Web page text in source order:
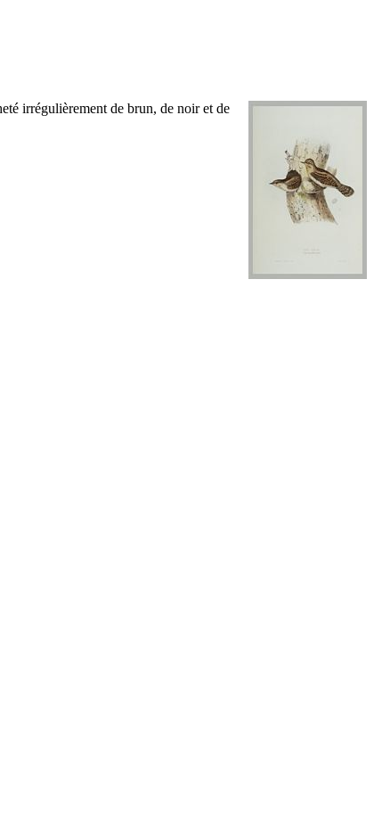
irrégulièrement de brun, de noir et de